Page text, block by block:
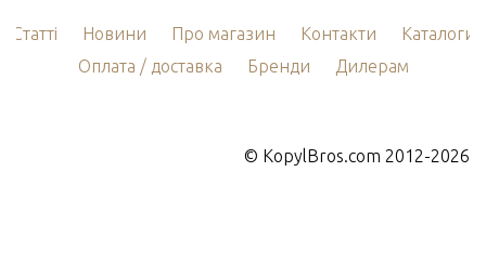
Статті Новини Про магазин Контакти
Каталоги
Оплата / доставка
Бренди Дилерам
© KopylBros.com 2012-2026